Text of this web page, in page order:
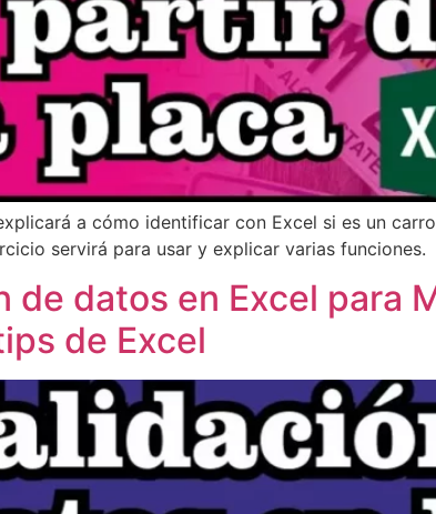
a cómo identificar con Excel si es un
servirá para usar y explicar varias funciones.
de datos en Excel para
de Excel